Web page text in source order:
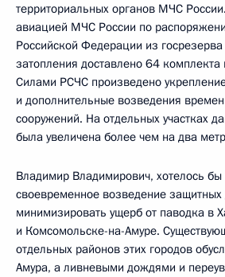
территориальных органов МЧС
авиацией МЧС России по
Российской Федерации из
затопления доставлено 64
Силами РСЧС произведено
и дополнительные возведения
сооружений. На отдельных участках
была увеличена более чем на два
Владимир Владимирович, хотелось бы
своевременное возведение
минимизировать ущерб от паводка в
и Комсомольске-на-Амуре.
отдельных районов этих городов
Амура, а ливневыми дождями и